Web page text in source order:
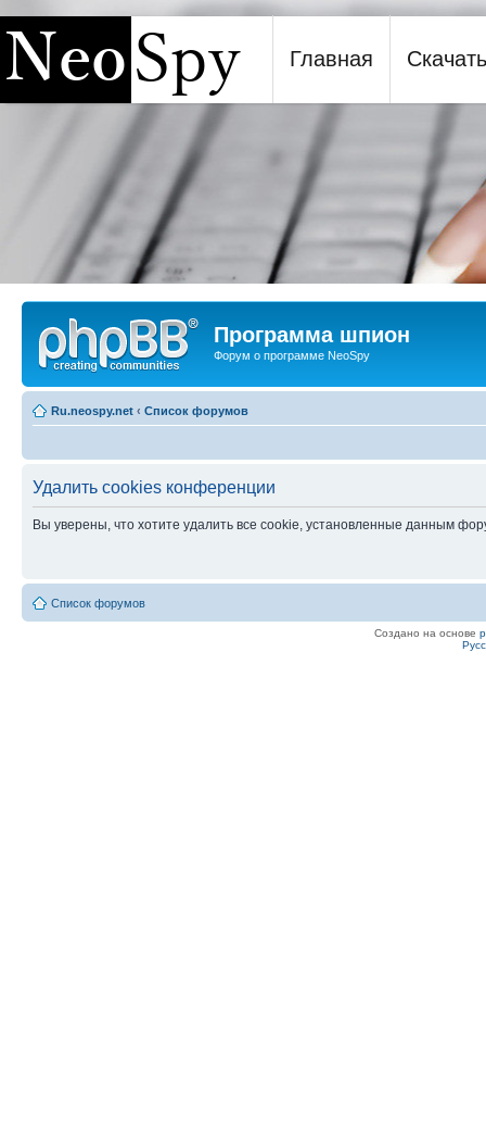
Программа шпион NeoSpy
Главная Скачать
Программа шпион
Форум о программе NeoSpy
Ru.neospy.net ‹ Список форумов
Удалить cookies конференции
Вы уверены, что хотите удалить все cookie, установленные данным
Список форумов
Создано на основе